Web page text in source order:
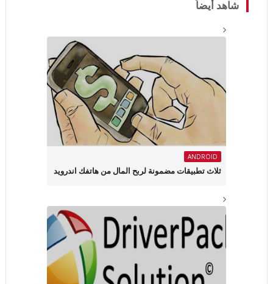
شاهد أيضاً
ANDROID
ثلاث تطبيقات مضمونة لربح المال من هاتفك اندرويد